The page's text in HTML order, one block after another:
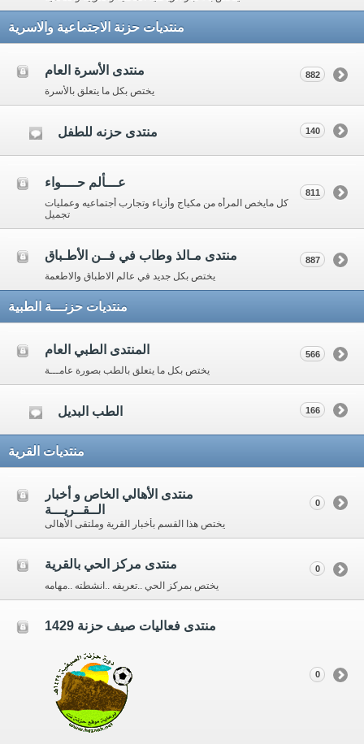
منتديات حزنة الاجتماعية والاسرية
منتدى الأسرة العام
يختص بكل ما يتعلق بالأسرة
882
منتدى حزنه للطفل 140
عـــألم حــــواء
كل مايخص المرأه من مكياج وأزياء وتجارب أجتماعيه وعمليات
تجميل
811
منتدى مـالذ وطاب في فــن الأطـباق
يختص بكل جديد في عالم الاطباق والاطعمة
887
منتديات حزنـــة الطبية
المنتدى الطبي العام
يختص بكل ما يتعلق بالطب بصورة عامـــة
566
الطب البديل 166
منتديات القرية
منتدى الأهالي الخاص و أخبار
الــقــريـــة
يختص هذا القسم بأخبار القرية وملتقى الأهالى
0
منتدى مركز الحي بالقرية
يختص بمركز الحي ..تعريفه ..انشطته ..مهامه
0
منتدى فعاليات صيف حزنة 1429
0